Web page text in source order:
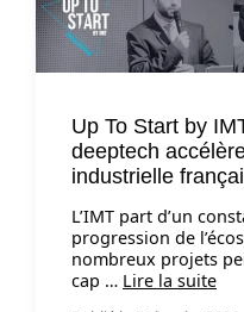
Up To Start by
deeptech
industrielle
L’IMT part d’un
progression de
nombreux projets
cap … Lire la suite